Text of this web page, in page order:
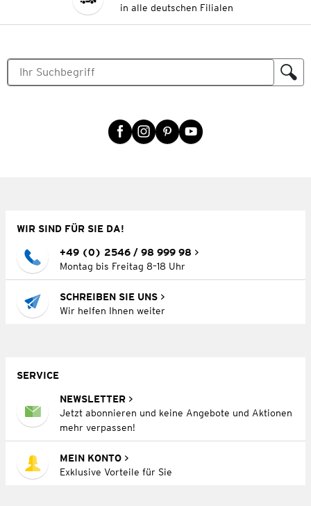
in alle deutschen Filialen
WIR SIND FÜR SIE DA!
+49 (0) 2546 / 98 999 98
Montag bis Freitag 8–18 Uhr
SCHREIBEN SIE UNS
Wir helfen Ihnen weiter
SERVICE
NEWSLETTER
Jetzt abonnieren und keine Angebote und Aktionen
mehr verpassen!
MEIN KONTO
Exklusive Vorteile für Sie